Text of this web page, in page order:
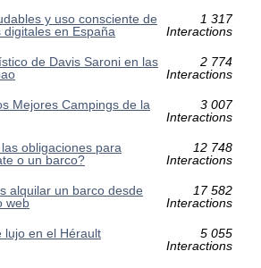
y uso consciente de
digitales en España
1 317
Interactions
de Davis Saroni en las
2 774
Interactions
Mejores Campings de la
3 007
Interactions
obligaciones para
o un barco?
12 748
Interactions
alquilar un barco desde
web
17 582
Interactions
lujo en el Hérault
5 055
Interactions